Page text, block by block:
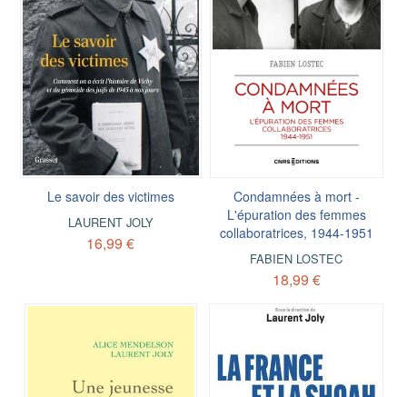
Le savoir des victimes
LAURENT JOLY
16,99 €
Condamnées à mort -
L'épuration des femmes
collaboratrices, 1944-1951
FABIEN LOSTEC
18,99 €